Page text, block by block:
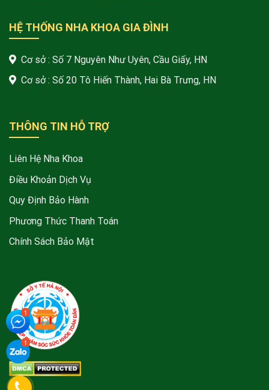
HỆ THỐNG NHA KHOA GIA ĐÌNH
Cơ sở : Số 7 Nguyên Như Uyên, Cầu Giấy, HN
Cơ sở : Số 20 Tô Hiến Thành, Hai Bà Trưng, HN
THÔNG TIN HỖ TRỢ
Liên Hệ Nha Khoa
Điều Khoản Dịch Vụ
Quy Định Bảo Hành
Phương Thức Thanh Toán
Chính Sách Bảo Mật